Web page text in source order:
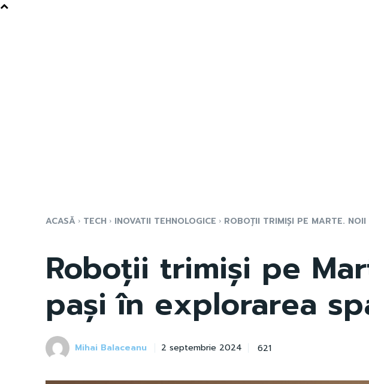
ACASĂ TECH INOVATII TEHNOLOGICE ROBOȚII TRIMIȘI PE MARTE.
Roboții trimiși pe
pași în explorarea
Mihai Balaceanu 2 septembrie 2024 621